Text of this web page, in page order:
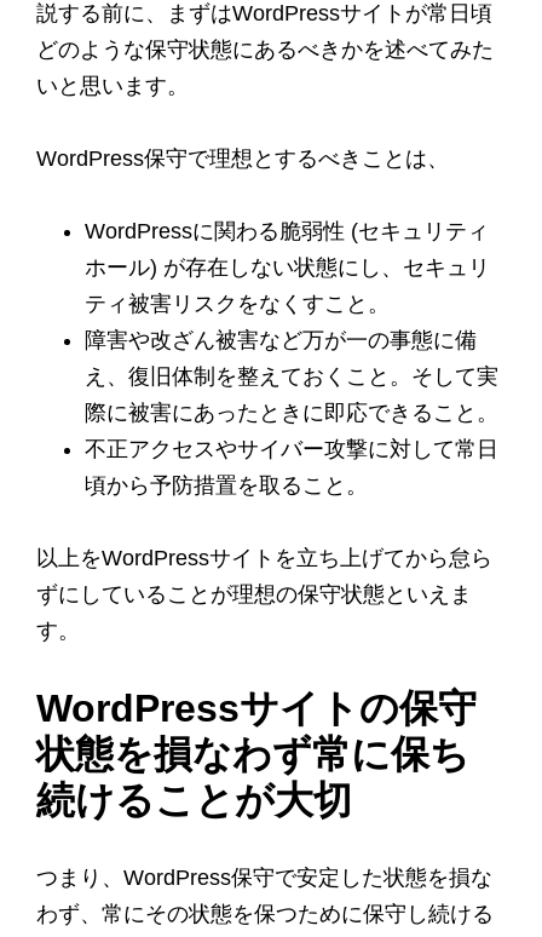
説する前に、まずはWordPressサイトが常日頃
どのような保守状態にあるべきかを述べてみた
いと思います。
WordPress保守で理想とするべきことは、
WordPressに関わる脆弱性 (セキュリティ
ホール) が存在しない状態にし、セキュリ
ティ被害リスクをなくすこと。
障害や改ざん被害など万が一の事態に備
え、復旧体制を整えておくこと。そして実
際に被害にあったときに即応できること。
不正アクセスやサイバー攻撃に対して常日
頃から予防措置を取ること。
以上をWordPressサイトを立ち上げてから怠ら
ずにしていることが理想の保守状態といえま
す。
WordPressサイトの保守
状態を損なわず常に保ち
続けることが大切
つまり、WordPress保守で安定した状態を損な
わず、常にその状態を保つために保守し続ける